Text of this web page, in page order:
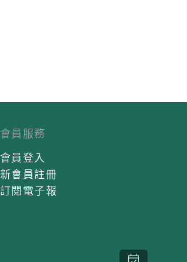
會員服務
會員登入
新會員註冊
訂閱電子報